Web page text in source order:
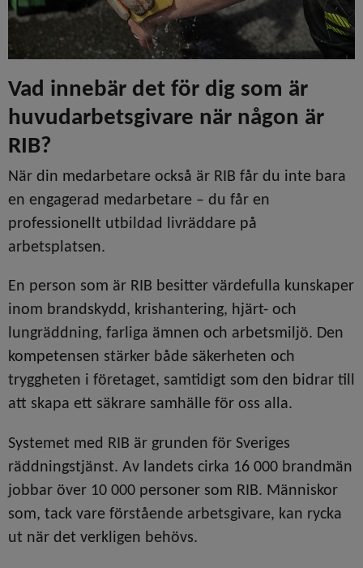
Vad innebär det för dig som är
huvudarbetsgivare när någon är
RIB?
När din medarbetare också är RIB får du inte bara
en engagerad medarbetare – du får en
professionellt utbildad livräddare på
arbetsplatsen.
En person som är RIB besitter värdefulla kunskaper
inom brandskydd, krishantering, hjärt- och
lungräddning, farliga ämnen och arbetsmiljö. Den
kompetensen stärker både säkerheten och
tryggheten i företaget, samtidigt som den bidrar till
att skapa ett säkrare samhälle för oss alla.
Systemet med RIB är grunden för Sveriges
räddningstjänst. Av landets cirka 16 000 brandmän
jobbar över 10 000 personer som RIB. Människor
som, tack vare förstående arbetsgivare, kan rycka
ut när det verkligen behövs.